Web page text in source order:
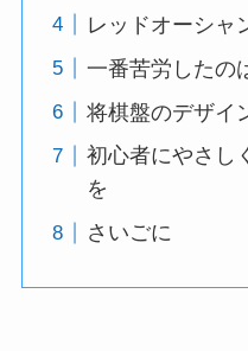
レッドオーシャ
一番苦労したの
将棋盤のデザイ
初心者にやさし
を
さいごに